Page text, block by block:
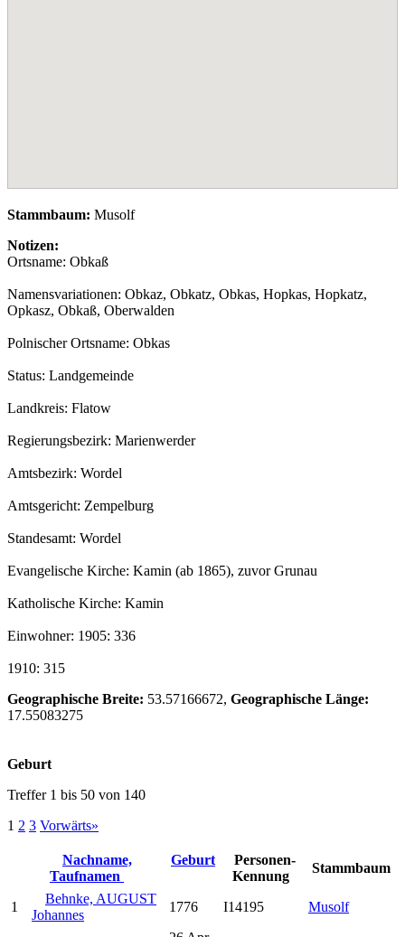
Stammbaum: Musolf
Notizen:
Ortsname: Obkaß
Namensvariationen: Obkaz, Obkatz, Obkas, Hopkas, Hopkatz,
Opkasz, Obkaß, Oberwalden
Polnischer Ortsname: Obkas
Status: Landgemeinde
Landkreis: Flatow
Regierungsbezirk: Marienwerder
Amtsbezirk: Wordel
Amtsgericht: Zempelburg
Standesamt: Wordel
Evangelische Kirche: Kamin (ab 1865), zuvor Grunau
Katholische Kirche: Kamin
Einwohner: 1905: 336
1910: 315
Geographische Breite: 53.57166672, Geographische Länge:
17.55083275
Geburt
Treffer 1 bis 50 von 140
1 2 3 Vorwärts»
Nachname,
Taufnamen
Geburt
Personen-
Kennung
Stammbaum
1
Behnke, AUGUST
Johannes
1776 I14195
Musolf